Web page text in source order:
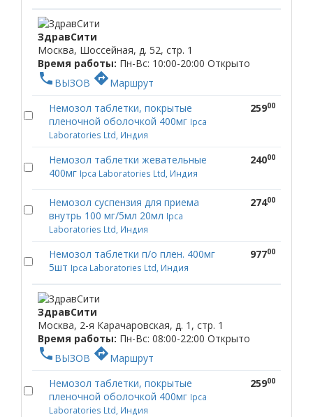
ЗдравСити
Москва, Шоссейная, д. 52, стр. 1
Время работы: Пн-Вс: 10:00-20:00 Открыто
phone ВЫЗОВ directionsМаршрут
Немозол таблетки, покрытые
пленочной оболочкой 400мг Ipca
Laboratories Ltd, Индия
25900
Немозол таблетки жевательные
400мг Ipca Laboratories Ltd, Индия
24000
Немозол суспензия для приема
внутрь 100 мг/5мл 20мл Ipca
Laboratories Ltd, Индия
27400
Немозол таблетки п/о плен. 400мг
5шт Ipca Laboratories Ltd, Индия
97700
ЗдравСити
Москва, 2-я Карачаровская, д. 1, стр. 1
Время работы: Пн-Вс: 08:00-22:00 Открыто
phone ВЫЗОВ directionsМаршрут
Немозол таблетки, покрытые
пленочной оболочкой 400мг Ipca
Laboratories Ltd, Индия
25900